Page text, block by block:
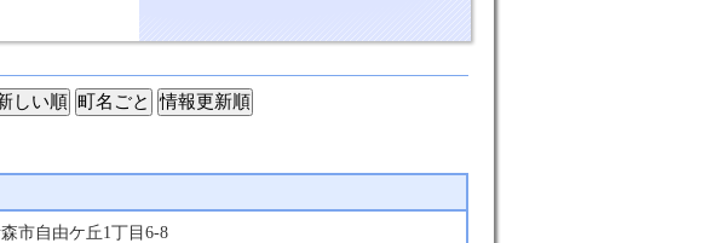
しい順 町名ごと 情報更新順
市自由ケ丘1丁目6-8